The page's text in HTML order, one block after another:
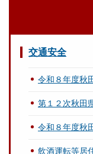
交通安全
令和８年度秋
第１２次秋田
令和８年度秋
飲酒運転等居